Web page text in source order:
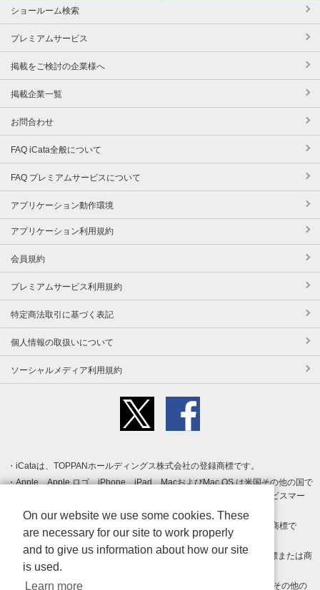
ショールーム検索
プレミアムサービス
掲載をご検討の企業様へ
掲載企業一覧
お問合わせ
FAQ iCata全般について
FAQ プレミアムサービスについて
アプリケーション動作環境
アプリケーション利用規約
会員規約
プレミアムサービス利用規約
特定商法取引に基づく表記
個人情報の取扱いについて
ソーシャルメディア利用規約
iCataは、TOPPANホールディングス株式会社の登録商標です。
Apple、Apple ロゴ、iPhone、iPad、MacおよびMac OS は米国その他の国で
登録された Apple Inc. の商標です。App Store は Apple Inc. のサービスマー
クです。
Android、Google Play および Google Play ロゴ は Google LLC の商標で
す。
Windows は Microsoft Inc.の米国およびその他の国における登録商標または商
標です。
Adobe、Adobe Reader、Adobe PDF は、Adobe Inc.の米国およびその他の
On our website we use some cookies. These
are necessary for our site to work properly
and to give us information about how our site
is used.
Learn more